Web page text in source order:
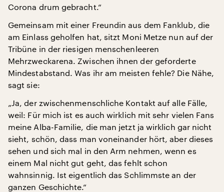
Corona drum gebracht.“
Gemeinsam mit einer Freundin aus dem Fanklub, die
am Einlass geholfen hat, sitzt Moni Metze nun auf der
Tribüne in der riesigen menschenleeren
Mehrzweckarena. Zwischen ihnen der geforderte
Mindestabstand. Was ihr am meisten fehle? Die Nähe,
sagt sie:
„Ja, der zwischenmenschliche Kontakt auf alle Fälle,
weil: Für mich ist es auch wirklich mit sehr vielen Fans
meine Alba-Familie, die man jetzt ja wirklich gar nicht
sieht, schön, dass man voneinander hört, aber dieses
sehen und sich mal in den Arm nehmen, wenn es
einem Mal nicht gut geht, das fehlt schon
wahnsinnig. Ist eigentlich das Schlimmste an der
ganzen Geschichte.“